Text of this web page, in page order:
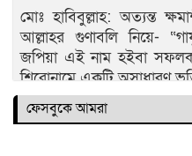
মোঃ হাবিবুল্লাহ: অত্যন্ত
আল্লাহর গুণাবলি নিয়ে-
জপিয়া এই নাম হইবা
শিরোনামে একটি অসাধারণ
ফেসবুকে আমরা